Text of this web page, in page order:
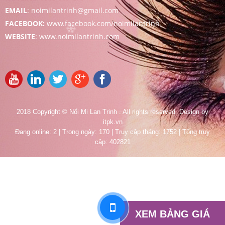
EMAIL: noimilantrinh@gmail.com
FACEBOOK: www.facebook.com/noimilantrinh
WEBSITE: www.noimilantrinh.com
2018 Copyright © Nối Mi Lan Trinh . All rights reserved. Design by
itpk.vn
Đang online: 2 | Trong ngày: 170 | Truy cập tháng: 1752 | Tổng truy
cập: 402821
❄
XEM BẢNG GIÁ